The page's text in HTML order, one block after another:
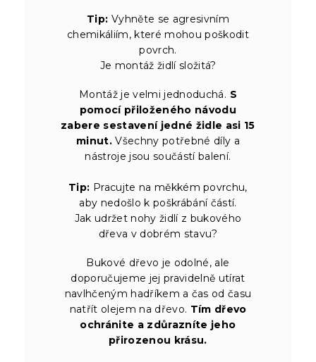
Tip: Vyhněte se agresivním
chemikáliím, které mohou poškodit
povrch.
Je montáž židlí složitá?
Montáž je velmi jednoduchá. S
pomocí přiloženého návodu
zabere sestavení jedné židle asi 15
minut. Všechny potřebné díly a
nástroje jsou součástí balení.
Tip: Pracujte na měkkém povrchu,
aby nedošlo k poškrábání částí.
Jak udržet nohy židlí z bukového
dřeva v dobrém stavu?
Bukové dřevo je odolné, ale
doporučujeme jej pravidelně utírat
navlhčeným hadříkem a čas od času
natřít olejem na dřevo. Tím dřevo
ochránite a zdůrazníte jeho
přirozenou krásu.